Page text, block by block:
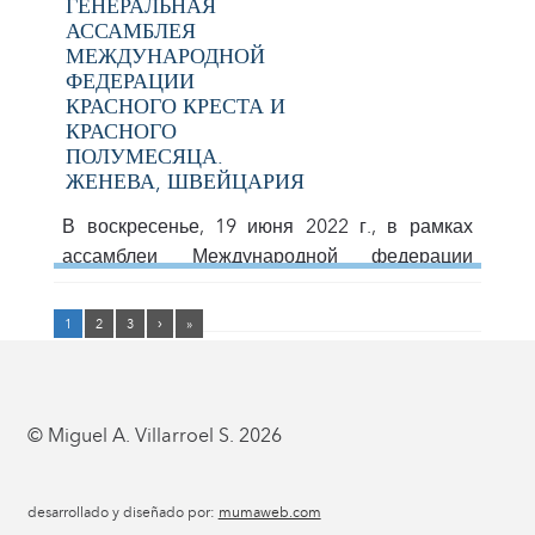
ГЕНЕРАЛЬНАЯ
АССАМБЛЕЯ
МЕЖДУНАРОДНОЙ
ФЕДЕРАЦИИ
КРАСНОГО КРЕСТА И
КРАСНОГО
ПОЛУМЕСЯЦА.
ЖЕНЕВА, ШВЕЙЦАРИЯ
В воскресенье, 19 июня 2022 г., в рамках
ассамблеи Международной федерации
Полумесяца в Женеве, Швейцария, вице-
управляющих, где итальянец Франческо
голосующих стран на XXIII Генеральной
1 2 3 › »
© Miguel A. Villarroel S. 2026
desarrollado y diseñado por: mumaweb.com